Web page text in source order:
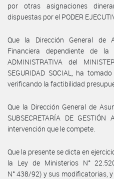
por otras asignaciones
dispuestas por el PODER
Que la Dirección General de
Financiera dependiente de la
ADMINISTRATIVA del
SEGURIDAD SOCIAL, ha
verificando la factibilidad
Que la Dirección General de
SUBSECRETARÍA DE
intervención que le compete.
Que la presente se dicta en
la Ley de Ministerios N°
N° 438/92) y sus modificatorias,